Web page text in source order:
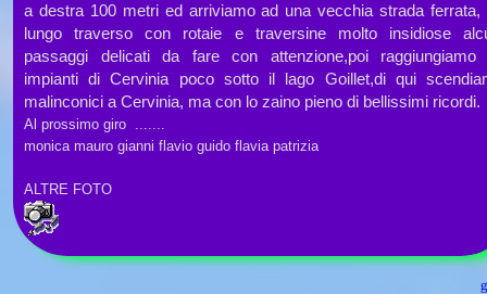
a destra 100 metri ed arriviamo ad una vecchia strada ferrata,
lungo traverso con rotaie e traversine molto insidiose
passaggi delicati da fare con attenzione,poi raggiungiamo
impianti di Cervinia poco sotto il lago Goillet,di qui
malinconici a Cervinia, ma con lo zaino pieno di bellissimi ricordi.
Al prossimo giro .......
monica mauro gianni flavio guido flavia patrizia
ALTRE FOTO